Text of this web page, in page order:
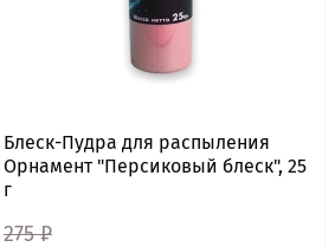
Блеск-Пудра для распыления
Орнамент "Персиковый блеск", 25
г
275 ₽